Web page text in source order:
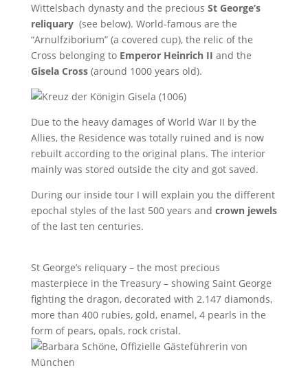
Wittelsbach dynasty and the precious St George’s
reliquary (see below). World-famous are the
“Arnulfziborium” (a covered cup), the relic of the
Cross belonging to Emperor Heinrich II and the
Gisela Cross(around 1000 years old).
Due to the heavy damages of World War II by the
Allies, the Residence was totally ruined and is now
rebuilt according to the original plans. The interior
mainly was stored outside the city and got saved.
During our inside tour I will explain you the different
epochal styles of the last 500 years and crown jewels
of the last ten centuries.
St George’s reliquary – the most precious
masterpiece in the Treasury – showing Saint George
fighting the dragon, decorated with 2.147 diamonds,
more than 400 rubies, gold, enamel, 4 pearls in the
form of pears, opals, rock cristal.